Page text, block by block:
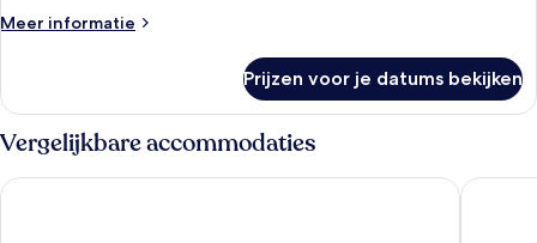
Meer informatie
Meer
(5)
Prijzen voor je datums bekijken
Vergelijkbare accommodaties
Ashford International Hotel & Spa The